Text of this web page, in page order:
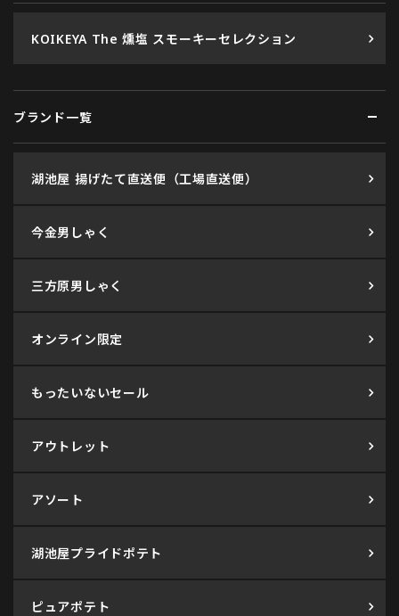
KOIKEYA The 燻塩 スモーキーセレクション
ブランド一覧
湖池屋 揚げたて直送便（工場直送便）
今金男しゃく
三方原男しゃく
オンライン限定
もったいないセール
アウトレット
アソート
湖池屋プライドポテト
ピュアポテト